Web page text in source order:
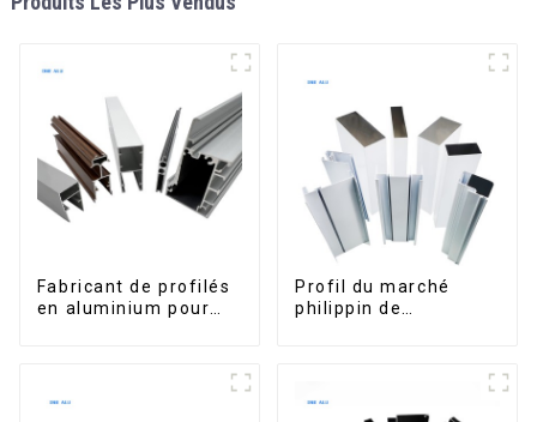
Fabricant de profilés
en aluminium pour
Profil du marché
philippin de